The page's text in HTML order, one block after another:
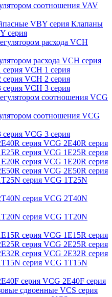
соотношения VAV
Клапаны
серия
расхода VCH серия
VCH 1 серия
VCH 2 серия
VCH 3 серия
соотношения VCG
VCG 3 серия
VCG 2E40R серия
VCG 1E25R серия
VCG 1E20R серия
VCG 2E50R серия
VCG 1T25N
VCG 2T40N
VCG 1T20N
VCG 1E15R серия
VCG 2E25R серия
VCG 2E32R серия
VCG 1T15N
VCG 2E40F серия